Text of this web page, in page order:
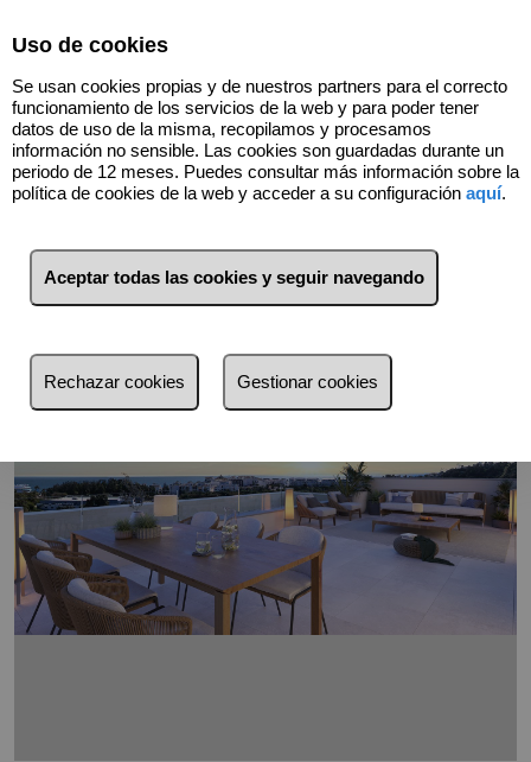
Volver
Uso de cookies
Se usan cookies propias y de nuestros partners para el correcto
funcionamiento de los servicios de la web y para poder tener
datos de uso de la misma, recopilamos y procesamos
información no sensible. Las cookies son guardadas durante un
periodo de 12 meses. Puedes consultar más información sobre la
política de cookies de la web y acceder a su configuración aquí.
Aceptar todas las cookies y seguir navegando
Rechazar cookies Gestionar cookies